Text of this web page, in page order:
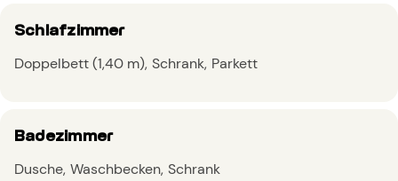
Schlafzimmer
Doppelbett (1,40 m) Schrank Parkett
Badezimmer
Dusche Waschbecken Schrank